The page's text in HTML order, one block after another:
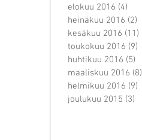
elokuu 2016 (4)
heinäkuu 2016 (2)
kesäkuu 2016 (11)
toukokuu 2016 (9)
huhtikuu 2016 (5)
maaliskuu 2016 (8)
helmikuu 2016 (9)
joulukuu 2015 (3)